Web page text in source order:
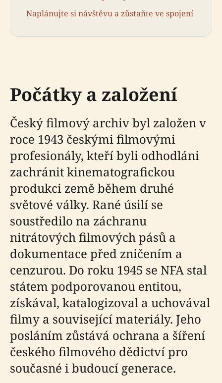
Naplánujte si návštěvu a zůstaňte ve spojení
Počátky a založení
Český filmový archiv byl založen v
roce 1943 českými filmovými
profesionály, kteří byli odhodláni
zachránit kinematografickou
produkci země během druhé
světové války. Rané úsilí se
soustředilo na záchranu
nitrátových filmových pásů a
dokumentace před zničením a
cenzurou. Do roku 1945 se NFA stal
státem podporovanou entitou,
získával, katalogizoval a uchovával
filmy a související materiály. Jeho
posláním zůstává ochrana a šíření
českého filmového dědictví pro
současné i budoucí generace.